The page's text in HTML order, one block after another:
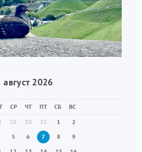
август 2026
СР ЧТ ПТ СБ
ВС
29 30 31 1
2
5 6 7 8
9